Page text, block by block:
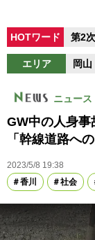
HOTワード 第2
エリア 岡山
ニュース
GW中の人身
「幹線道路へ
2023/5/8 19:38
香川
社会